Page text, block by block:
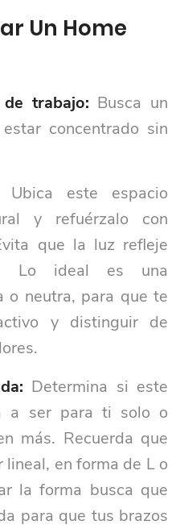
Un Home
trabajo: Busca un
concentrado sin
Ubica este espacio
y refuérzalo con
que la luz refleje
Lo ideal es una
o neutra, para que te
y distinguir de
Determina si este
a ser para ti solo o
más. Recuerda que
en forma de L o
la forma busca que
para que tus brazos